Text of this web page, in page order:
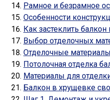
Рамное и безрамное
Особенности
Как застеклить
Выбор отделочных
Отделочные
Потолочная отделка
Материалы для
Балкон в хрущевке